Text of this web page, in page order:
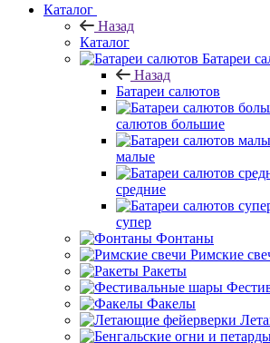
Каталог
Назад
Каталог
Батареи
Назад
Батареи салютов
салютов большие
малые
средние
супер
Фонтаны
Римские
Ракеты
Факелы